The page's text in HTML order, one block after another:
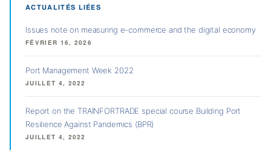
ACTUALITÉS LIÉES
Issues note on measuring e-commerce and the digital economy
FÉVRIER 16, 2026
Port Management Week 2022
JUILLET 4, 2022
Report on the TRAINFORTRADE special course Building Port
Resilience Against Pandemics (BPR)
JUILLET 4, 2022